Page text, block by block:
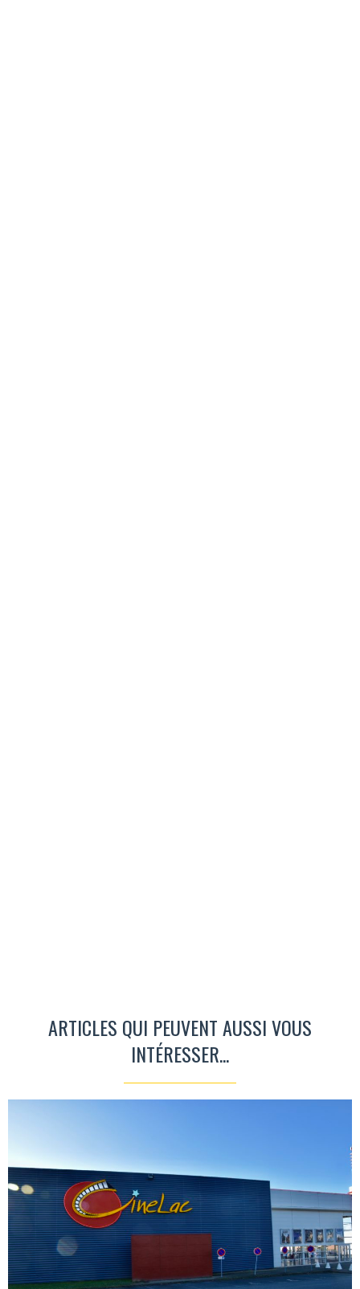
ARTICLES QUI PEUVENT AUSSI VOUS
INTÉRESSER...